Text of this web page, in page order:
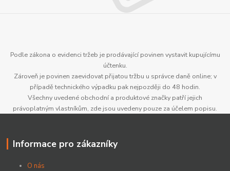
Podle zákona o evidenci tržeb je prodávající povinen vystavit kupujícímu
účtenku.
Zároveň je povinen zaevidovat přijatou tržbu u správce daně online; v
případě technického výpadku pak nejpozději do 48 hodin.
Všechny uvedené obchodní a produktové značky patří jejich
právoplatným vlastníkům, zde jsou uvedeny pouze za účelem popisu.
Informace pro zákazníky
O nás